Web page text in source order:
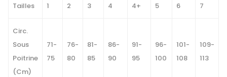
Tailles 1 2 3 4 4+ 5 6 7
Circ.
Sous
Poitrine
(Cm)
71-
75
76-
80
81-
85
86-
90
91-
95
96-
100
101-
108
109-
113